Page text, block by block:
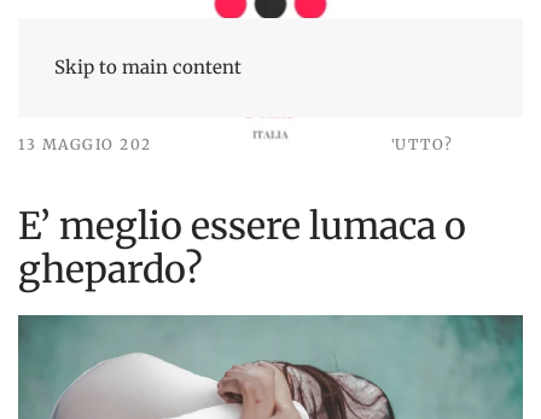
Skip to main content
13 MAGGIO 2020 MA COME FA A FAR TUTTO?
E’ meglio essere lumaca o
ghepardo?